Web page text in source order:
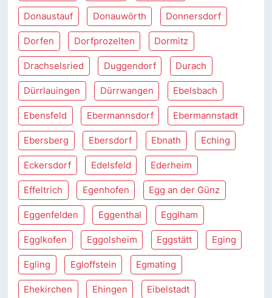
Donaustauf Donauwörth Donnersdorf
Dorfen Dorfprozelten Dormitz
Drachselsried Duggendorf Durach
Dürrlauingen Dürrwangen Ebelsbach
Ebensfeld Ebermannsdorf Ebermannstadt
Ebersberg Ebersdorf Ebnath Eching
Eckersdorf Edelsfeld Ederheim
Effeltrich Egenhofen Egg an der Günz
Eggenfelden Eggenthal Egglham
Egglkofen Eggolsheim Eggstätt Eging
Egling Egloffstein Egmating
Ehekirchen Ehingen Eibelstadt